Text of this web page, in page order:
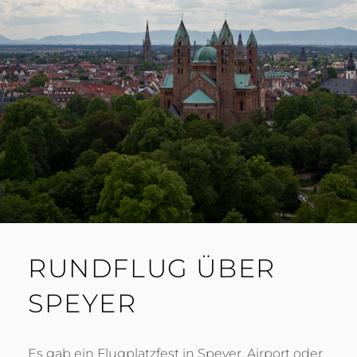
RUNDFLUG ÜBER
SPEYER
Es gab ein Flugplatzfest in Speyer. Airport oder